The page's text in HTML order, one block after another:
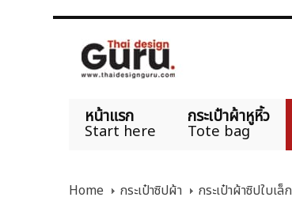
หน้าแรก
Start here
กระเป๋าผ้าหูหิ้ว
Tote bag
Home กระเป๋าซิปผ้า กระเป๋าผ้าซิปใบเล็ก